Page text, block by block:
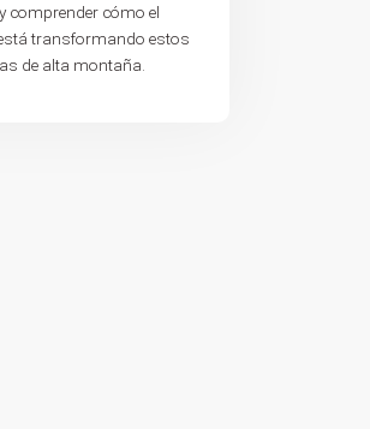
comprender cómo el
transformando estos
de alta montaña.